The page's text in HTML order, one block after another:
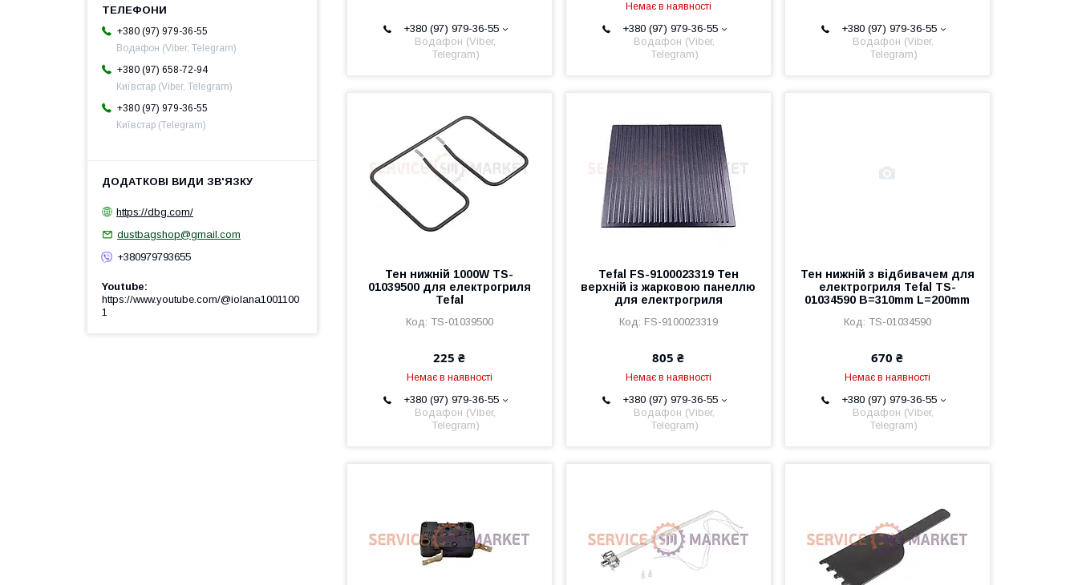
+380 (97) 979-36-55
Водафон (Viber,
Telegram)
Немає в наявності
+380 (97) 979-36-55
Водафон (Viber,
Telegram)
+380 (97) 979-36-55
Водафон (Viber,
Telegram)
Тен нижній 1000W TS-
01039500 для електрогриля
Tefal
TS-01039500
225 ₴
Немає в наявності
+380 (97) 979-36-55
Водафон (Viber,
Telegram)
Tefal FS-9100023319 Тен
верхній із жарковою панеллю
для електрогриля
FS-9100023319
805 ₴
Немає в наявності
+380 (97) 979-36-55
Водафон (Viber,
Telegram)
Тен нижній з відбивачем для
електрогриля Tefal TS-
01034590 B=310mm L=200mm
TS-01034590
670 ₴
Немає в наявності
+380 (97) 979-36-55
Водафон (Viber,
Telegram)
+380 (97) 979-36-55
Водафон (Viber, Telegram)
+380 (97) 658-72-94
Київстар (Viber, Telegram)
+380 (97) 979-36-55
Київстар (Telegram)
https://dbg.com/
dustbagshop@gmail.com
+380979793655
Youtube
https://www.youtube.com/@iolana1001100
1